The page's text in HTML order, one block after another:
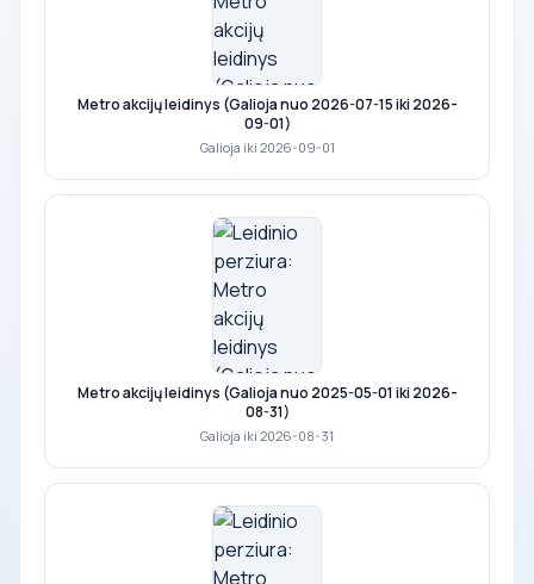
Metro akcijų leidinys (Galioja nuo 2026-07-15 iki 2026-
09-01)
Galioja iki 2026-09-01
Metro akcijų leidinys (Galioja nuo 2025-05-01 iki 2026-
08-31)
Galioja iki 2026-08-31